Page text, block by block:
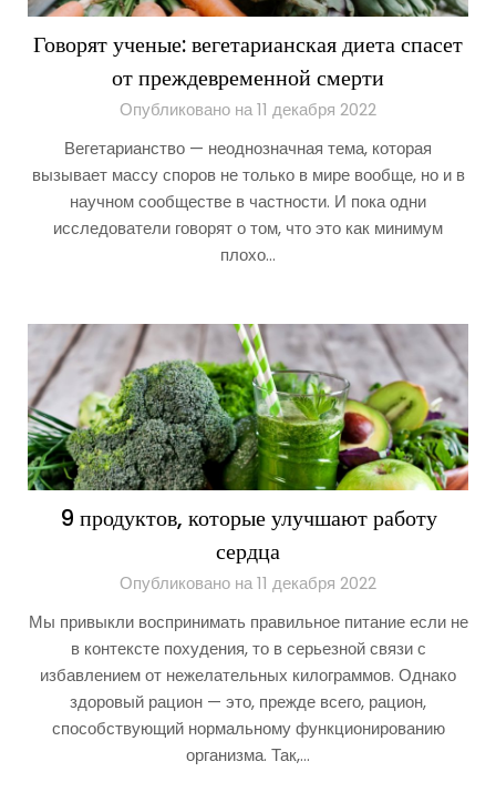
Говорят ученые: вегетарианская диета спасет
от преждевременной смерти
Опубликовано на 11 декабря 2022
Вегетарианство — неоднозначная тема, которая
вызывает массу споров не только в мире вообще, но и в
научном сообществе в частности. И пока одни
исследователи говорят о том, что это как минимум
плохо…
9 продуктов, которые улучшают работу
сердца
Опубликовано на 11 декабря 2022
Мы привыкли воспринимать правильное питание если не
в контексте похудения, то в серьезной связи с
избавлением от нежелательных килограммов. Однако
здоровый рацион — это, прежде всего, рацион,
способствующий нормальному функционированию
организма. Так,…